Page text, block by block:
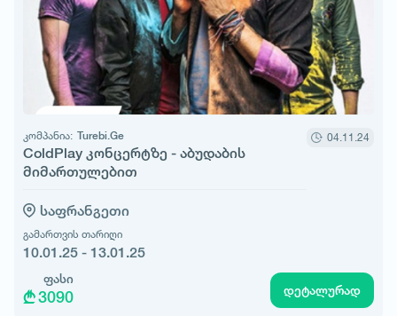
კომპანია: Turebi.Ge
ColdPlay კონცერტზე - აბუდაბის
მიმართულებით
04.11.24
საფრანგეთი
გამართვის თარიღი
10.01.25 - 13.01.25
ფასი
3090 დეტალურად